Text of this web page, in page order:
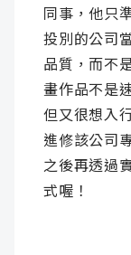
同事，他只
投別的公司
品質，而不
畫作品不是
但又很想入
進修該公司
之後再透過
式喔！